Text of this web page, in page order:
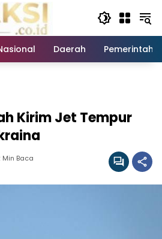
Daerah
Kirim Jet Tempur
Min Baca